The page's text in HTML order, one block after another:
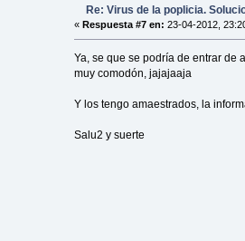
Re: Virus de la poplicia.
«Respuesta #7 en: 23-04-2012,
Ya, se que se podría de entrar de
muy comodón, jajajaaja
Y los tengo amaestrados, la
Salu2 y suerte